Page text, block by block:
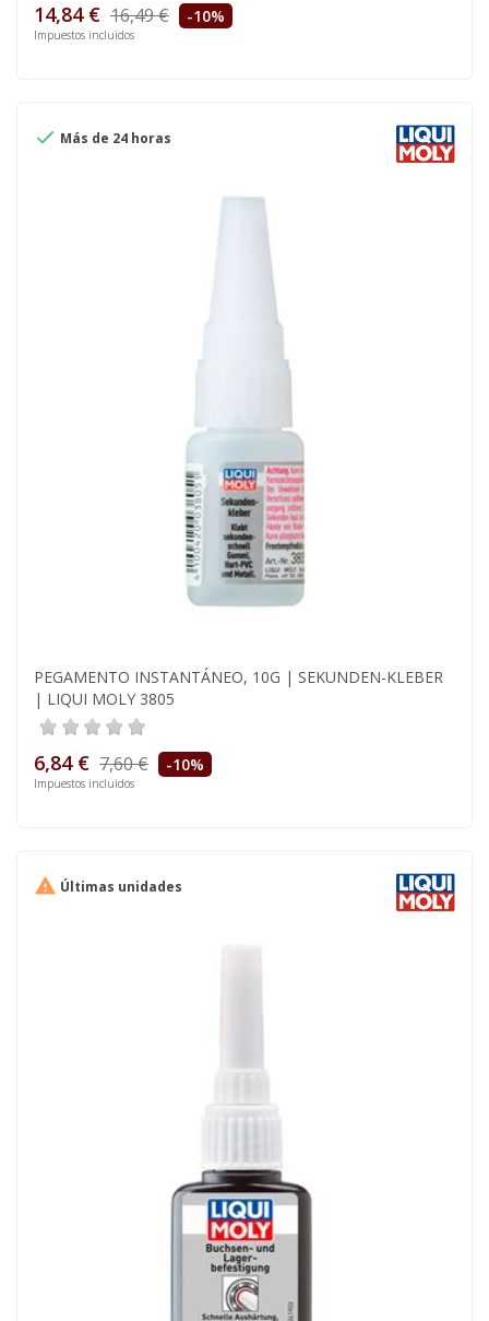
14,84 € 16,49 € -10%
Impuestos incluidos
 Más de 24 horas
PEGAMENTO INSTANTÁNEO, 10G | SEKUNDEN-KLEBER
| LIQUI MOLY 3805
6,84 € 7,60 € -10%
Impuestos incluidos
 Últimas unidades